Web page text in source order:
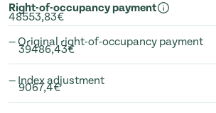
Right-of-occupancy payment
48553,83€
— Original right-of-occupancy payment
39486,43€
— Index adjustment
9067,4€